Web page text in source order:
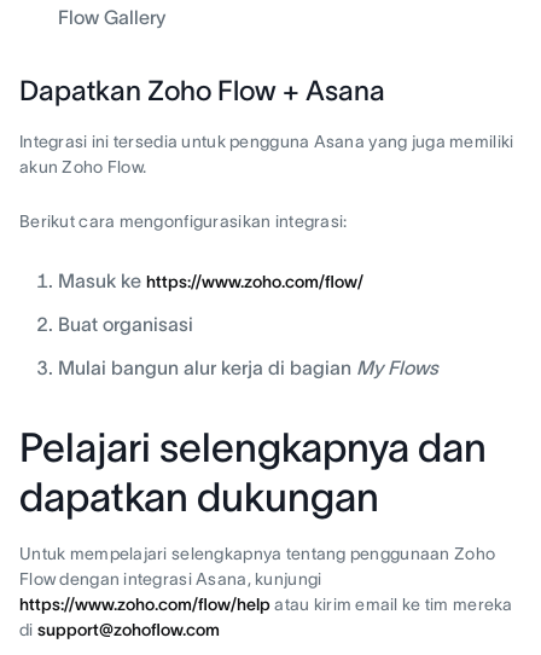
Flow Gallery
Dapatkan Zoho Flow + Asana
Integrasi ini tersedia untuk pengguna Asana yang juga memiliki
akun Zoho Flow.
Berikut cara mengonfigurasikan integrasi:
Masuk ke https://www.zoho.com/flow/
Buat organisasi
Mulai bangun alur kerja di bagian My Flows
Pelajari selengkapnya dan
dapatkan dukungan
Untuk mempelajari selengkapnya tentang penggunaan Zoho
Flow dengan integrasi Asana, kunjungi
https://www.zoho.com/flow/helpatau kirim email ke tim mereka
di support@zohoflow.com